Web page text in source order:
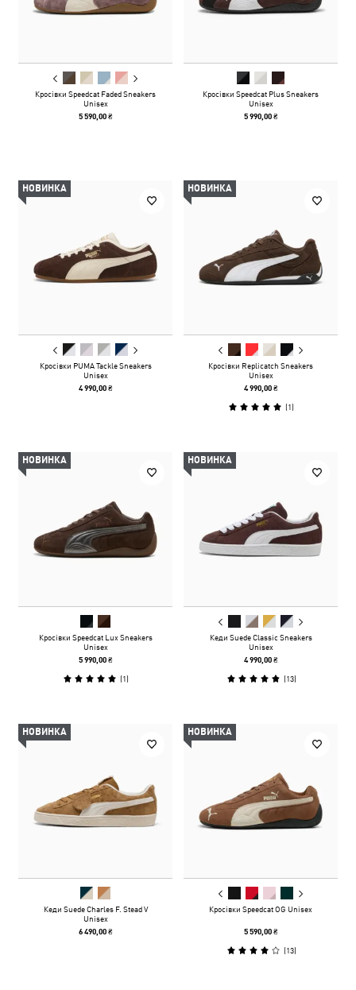
Кросівки Speedcat Faded Sneakers
Unisex
5 590,00 ₴
Кросівки Speedcat Plus Sneakers
Unisex
5 990,00 ₴
НОВИНКА
Кросівки PUMA Tackle Sneakers
Unisex
4 990,00 ₴
НОВИНКА
Кросівки Replicatch Sneakers
Unisex
4 990,00 ₴
(1)
НОВИНКА
Кросівки Speedcat Lux Sneakers
Unisex
5 990,00 ₴
(1)
НОВИНКА
Кеди Suede Classic Sneakers
Unisex
4 990,00 ₴
(13)
НОВИНКА
Кеди Suede Charles F. Stead V
Unisex
6 490,00 ₴
НОВИНКА
Кросівки Speedcat OG Unisex
5 590,00 ₴
(13)